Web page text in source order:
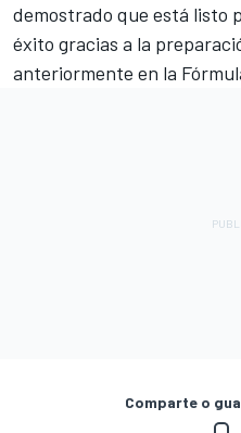
demostrado que está listo
éxito gracias a la
anteriormente en la
Comparte o